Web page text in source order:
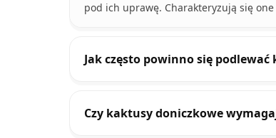
pod ich uprawę. Charakteryzują się
Jak często powinno się podlewać
Czy kaktusy doniczkowe